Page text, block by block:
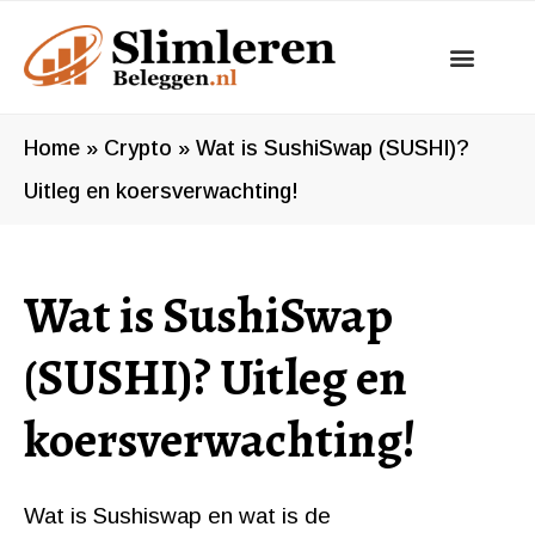
naar
inhoud
Home » Crypto » Wat is SushiSwap (SUSHI)?
Uitleg en koersverwachting!
Wat is SushiSwap
(SUSHI)? Uitleg en
koersverwachting!
Wat is Sushiswap en wat is de